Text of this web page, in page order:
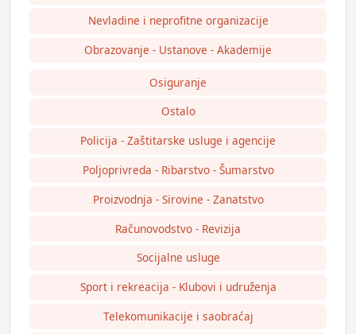
Nevladine i neprofitne organizacije
Obrazovanje - Ustanove - Akademije
Osiguranje
Ostalo
Policija - Zaštitarske usluge i agencije
Poljoprivreda - Ribarstvo - Šumarstvo
Proizvodnja - Sirovine - Zanatstvo
Računovodstvo - Revizija
Socijalne usluge
Sport i rekreacija - Klubovi i udruženja
Telekomunikacije i saobraćaj